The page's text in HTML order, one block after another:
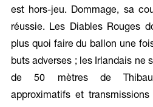
est hors-jeu. Dommage, sa
réussie. Les Diables Rouges
plus quoi faire du ballon une
buts adverses ; les Irlandais ne
de 50 mètres de
approximatifs et